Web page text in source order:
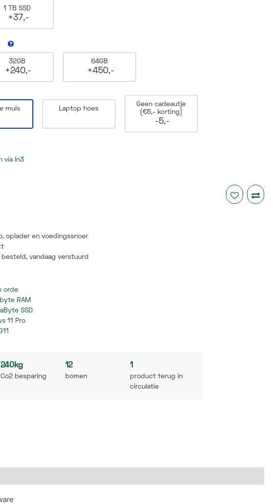
1 TB SSD
+37,-
32GB
+240,-
64GB
+450,-
muis
Laptop hoes
Geen cadeautje
(€5,- korting)
-5,-
via In3
oplader en voedingssnoer
besteld, vandaag verstuurd
orde
RAM
SSD
11 Pro
240kg 12 1
Co2 besparing bomen
product terug in
circulatie